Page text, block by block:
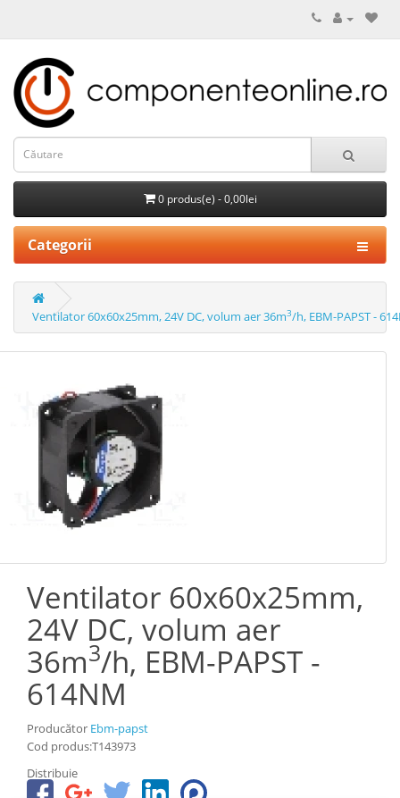
0 produs(e) - 0,00lei
Categorii
Ventilator 60x60x25mm, 24V DC, volum aer 36m3/h, EBM-PAPST -
Ventilator 60x60x25mm,
24V DC, volum aer
36m3/h, EBM-PAPST -
614NM
Producător Ebm-papst
Cod produs:T143973
Distribuie